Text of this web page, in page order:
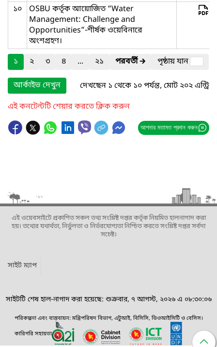
১০
OSBU কর্তৃক আয়োজিত “Water
Management: Challenge and
Opportunities”-শীর্ষক ওয়েবিনারে
অংশগ্রহণ।
১
২ ৩ ৪ ... ২১ পরবর্তী🡲 পৃষ্ঠায় যান
আর্কাইভ দেখুন
দেখছেন ১ থেকে ১০ পর্যন্ত, মোট ২০২ এন্ট্রি
এই কনটেন্টটি শেয়ার করতে ক্লিক করুন
আপনার মতামত প্রদান করুন
এই ওয়েবসাইটে প্রকাশিত সকল তথ্য সংশ্লিষ্ট দপ্তর কর্তৃক নিয়মিত হালনাগাদ করা
হয়। তথ্যের যথার্থতা, নির্ভুলতা ও নির্ভরযোগ্যতা নিশ্চিত করতে সংশ্লিষ্ট দপ্তর সর্বদা
সচেষ্ট।
সাইট ম্যাপ
সাইটটি শেষ হাল-নাগাদ করা হয়েছে: শুক্রবার, ৭ আগস্ট, ২০২৬ এ ০৮:৩০:০৬
পরিকল্পনা এবং বাস্তবায়ন: মন্ত্রিপরিষদ বিভাগ, এটুআই, বিসিসি, ডিওআইসিটি ও বেসিস।
কারিগরি সহায়তা